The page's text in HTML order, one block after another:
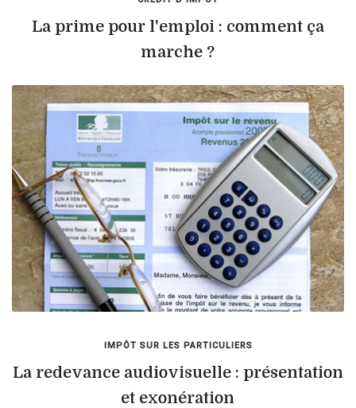
La prime pour l'emploi : comment ça
marche ?
IMPÔT SUR LES PARTICULIERS
La redevance audiovisuelle : présentation
et exonération